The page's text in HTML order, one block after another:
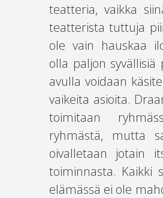
teatteria, vaikka
teatterista tuttuja
ole vain hauskaa
olla paljon syvällisiä
avulla voidaan
vaikeita asioita.
toimitaan
ryhmästä, mutta
oivalletaan jotain
toiminnasta. Kaikki
elämässä ei ole